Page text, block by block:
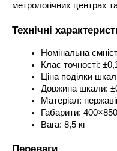
метрологічних центрах
Технічні
Номінальна
Клас точності:
Ціна поділки
Довжина шкали:
Матеріал:
Габарити:
Вага: 8,5 кг